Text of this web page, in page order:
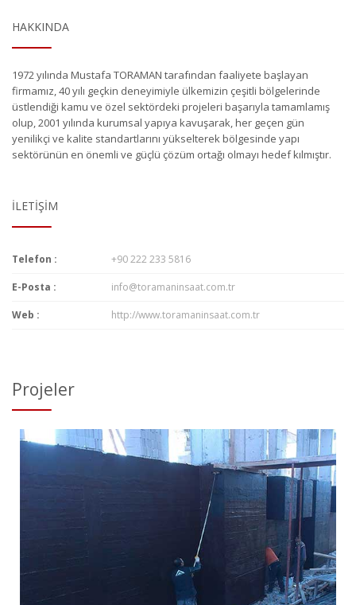
HAKKINDA
1972 yılında Mustafa TORAMAN tarafından faaliyete başlayan
firmamız, 40 yılı geçkin deneyimiyle ülkemizin çeşitli bölgelerinde
üstlendiği kamu ve özel sektördeki projeleri başarıyla tamamlamış
olup, 2001 yılında kurumsal yapıya kavuşarak, her geçen gün
yenilikçi ve kalite standartlarını yükselterek bölgesinde yapı
sektörünün en önemli ve güçlü çözüm ortağı olmayı hedef kılmıştır.
İLETIŞIM
Telefon : +90 222 233 5816
E-Posta : info@toramaninsaat.com.tr
Web : http://www.toramaninsaat.com.tr
Projeler